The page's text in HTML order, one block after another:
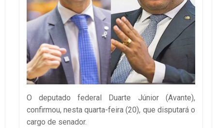
O deputado federal Duarte Júnior (Avante),
confirmou, nesta quarta-feira (20), que disputará o
cargo de senador.